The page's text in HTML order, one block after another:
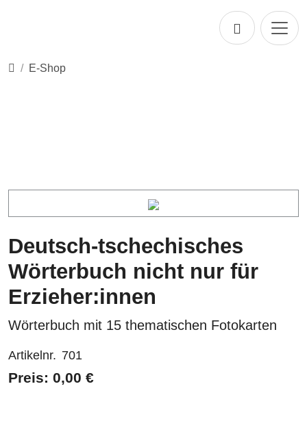
Startseite
E-Shop
Deutsch-tschechisches
Wörterbuch nicht nur für
Erzieher:innen
Wörterbuch mit 15 thematischen Fotokarten
Artikelnr. 701
Preis: 0,00 €